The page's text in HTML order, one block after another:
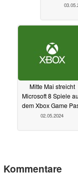
Mitte Mai streicht
Microsoft 8 Spiele
dem Xbox Game
02.05.2024
Kommentare